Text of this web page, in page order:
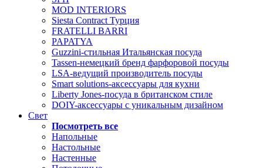
MOD INTERIORS
Siesta Contract Турция
FRATELLI BARRI
PAPATYA
Guzzini-стильная Итальянская посуда
Tassen-немецкий бренд фарфоровой посуды
LSA-ведущий производитель посуды
Smart solutions-аксессуары для кухни
Liberty Jones-посуда в британском стиле
DOIY-аксессуары с уникальным дизайном
Свет
Посмотреть все
Напольные
Настольные
Настенные